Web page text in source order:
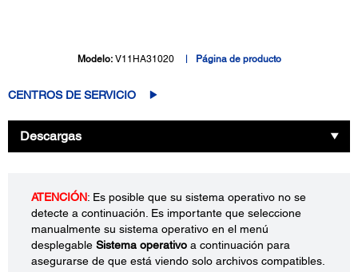
Modelo: V11HA31020 Página de producto
CENTROS DE SERVICIO
Descargas
ATENCIÓN: Es posible que su sistema operativo no se
detecte a continuación. Es importante que seleccione
manualmente su sistema operativo en el menú
desplegable Sistema operativo a continuación para
asegurarse de que está viendo solo archivos compatibles.